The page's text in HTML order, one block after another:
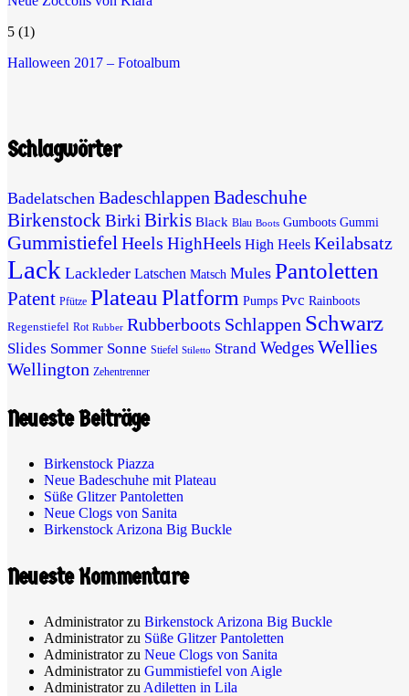
5 (1)
Halloween 2017 – Fotoalbum
Schlagwörter
Badelatschen BadeschlappenBadeschuhe
BirkenstockBirkiBirkis Black Blau Boots Gumboots Gummi
GummistiefelHeels HighHeels High Heels Keilabsatz
Lack Lackleder Latschen Matsch Mules Pantoletten
Patent Pfütze PlateauPlatform Pumps Pvc Rainboots
Regenstiefel Rot Rubber Rubberboots Schlappen Schwarz
Slides Sommer Sonne Stiefel Stiletto Strand WedgesWellies
Wellington Zehentrenner
Neueste Beiträge
Birkenstock Piazza
Neue Badeschuhe mit Plateau
Süße Glitzer Pantoletten
Neue Clogs von Sanita
Birkenstock Arizona Big Buckle
Neueste Kommentare
Administratorzu Birkenstock Arizona Big Buckle
Administratorzu Süße Glitzer Pantoletten
Administratorzu Neue Clogs von Sanita
Administratorzu Gummistiefel von Aigle
Administratorzu Adiletten in Lila